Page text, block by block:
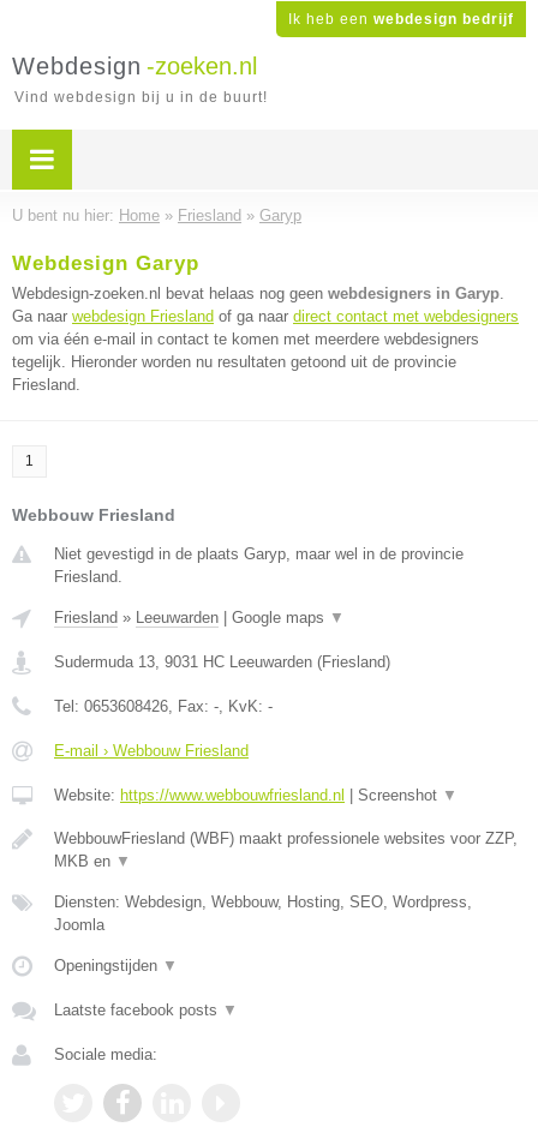
Ik heb een webdesign bedrijf
Webdesign -zoeken.nl
Vind webdesign bij u in de buurt!
U bent nu hier: Home » Friesland » Garyp
Webdesign Garyp
Webdesign-zoeken.nl bevat helaas nog geen webdesigners in Garyp.
Ga naar webdesign Friesland of ga naar direct contact met webdesigners
om via één e-mail in contact te komen met meerdere webdesigners
tegelijk. Hieronder worden nu resultaten getoond uit de provincie
Friesland.
1
Webbouw Friesland
Niet gevestigd in de plaats Garyp, maar wel in de provincie
Friesland.
Friesland » Leeuwarden Google maps ▼
Sudermuda 13, 9031 HC Leeuwarden (Friesland)
Tel: 0653608426, Fax: -, KvK: -
E-mail › Webbouw Friesland
Website: https://www.webbouwfriesland.nl Screenshot ▼
WebbouwFriesland (WBF) maakt professionele websites voor ZZP,
MKB en ▼
Diensten: Webdesign, Webbouw, Hosting, SEO, Wordpress,
Joomla
Openingstijden ▼
Laatste facebook posts ▼
Sociale media: